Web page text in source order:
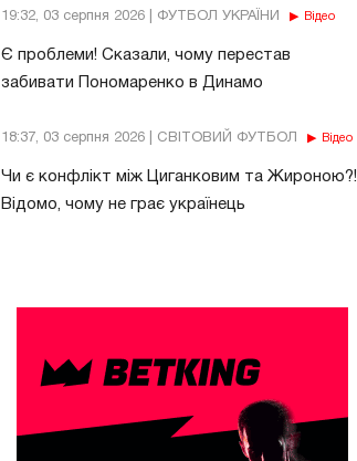
19:32, 03 серпня 2026 | ФУТБОЛ УКРАЇНИ Відео
Є проблеми! Сказали, чому перестав
забивати Пономаренко в Динамо
18:37, 03 серпня 2026 | СВІТОВИЙ ФУТБОЛ Відео
Чи є конфлікт між Циганковим та Жироною?!
Відомо, чому не грає українець